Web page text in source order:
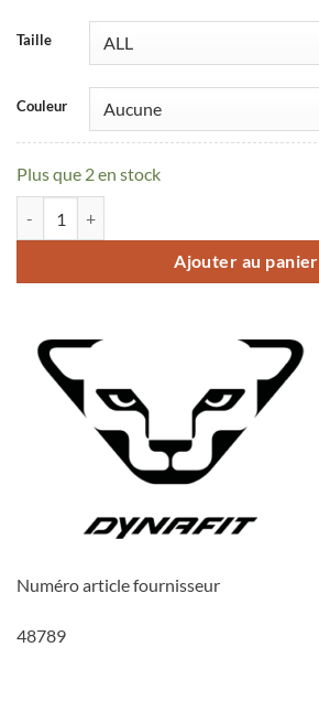
Taille
Couleur
Plus que 2 en stock
Ajouter au panier
Numéro article fournisseur
48789